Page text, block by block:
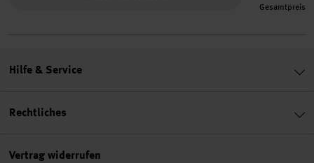
Gesamtpreis
Hilfe & Service
Rechtliches
Vertrag widerrufen